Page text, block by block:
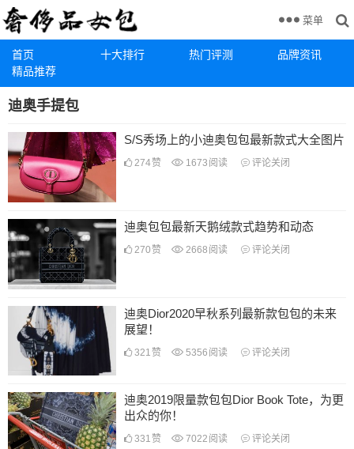
首页 十大排行 热门评测
品牌资讯
精品推荐
菜单
迪奥手提包
S/S秀场上的小迪奥包包最新款式大全图片
274赞 1673 阅读 评论关闭
迪奥包包最新天鹅绒款式趋势和动态
270 赞 2668 阅读 评论关闭
迪奥Dior2020早秋系列最新款包包的未来
展望！
321 赞 5356 阅读 评论关闭
迪奥2019限量款包包Dior Book Tote，为更
出众的你！
331 赞 7022 阅读 评论关闭